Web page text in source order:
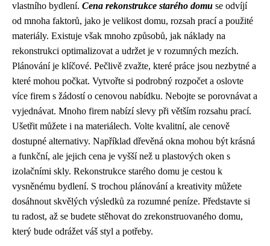
vlastního bydlení. Cena rekonstrukce starého domu se odvíjí
od mnoha faktorů, jako je velikost domu, rozsah prací a použité
materiály. Existuje však mnoho způsobů, jak náklady na
rekonstrukci optimalizovat a udržet je v rozumných mezích.
Plánování je klíčové. Pečlivě zvažte, které práce jsou nezbytné a
které mohou počkat. Vytvořte si podrobný rozpočet a oslovte
více firem s žádostí o cenovou nabídku. Nebojte se porovnávat a
vyjednávat. Mnoho firem nabízí slevy při větším rozsahu prací.
Ušetřit můžete i na materiálech. Volte kvalitní, ale cenově
dostupné alternativy. Například dřevěná okna mohou být krásná
a funkční, ale jejich cena je vyšší než u plastových oken s
izolačními skly. Rekonstrukce starého domu je cestou k
vysněnému bydlení. S trochou plánování a kreativity můžete
dosáhnout skvělých výsledků za rozumné peníze. Představte si
tu radost, až se budete stěhovat do zrekonstruovaného domu,
který bude odrážet váš styl a potřeby.